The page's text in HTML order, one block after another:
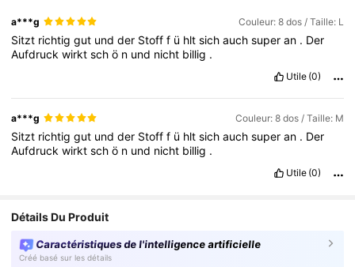
a***g Couleur: 8 dos / Taille: L
Sitzt richtiggut undder Stofff ü hltsichauchsuperan . Der
Aufdruckwirktschö n und nicht billig .
Utile (0)
a***g Couleur: 8 dos / Taille: M
Sitzt richtiggut undder Stofff ü hltsichauchsuperan . Der
Aufdruckwirktschö n und nicht billig .
Utile (0)
Détails Du Produit
Caractéristiques de l'intelligence artificielle
Créé basé sur les détails